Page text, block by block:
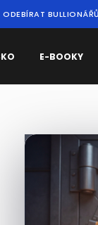
ODEBÍRAT
E-BOOKY